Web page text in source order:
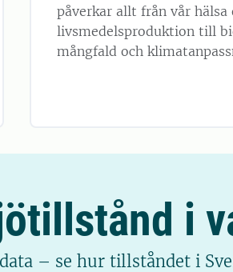
påverkar allt från vår hälsa
livsmedelsproduktion till
mångfald och
i
– se hur tillståndet i